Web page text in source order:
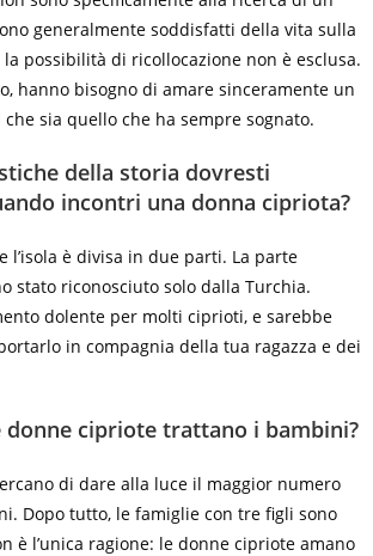
generalmente soddisfatti della vita sulla
possibilità di ricollocazione non è esclusa.
hanno bisogno di amare sinceramente un
sia quello che ha sempre sognato.
della storia dovresti
incontri una donna cipriota?
l’isola è divisa in due parti. La parte
stato riconosciuto solo dalla Turchia.
dolente per molti ciprioti, e sarebbe
in compagnia della tua ragazza e dei
donne cipriote trattano i bambini?
di dare alla luce il maggior numero
Dopo tutto, le famiglie con tre figli sono
è l’unica ragione: le donne cipriote amano